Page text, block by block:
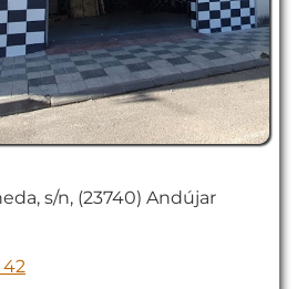
s/n, (23740) Andújar
42